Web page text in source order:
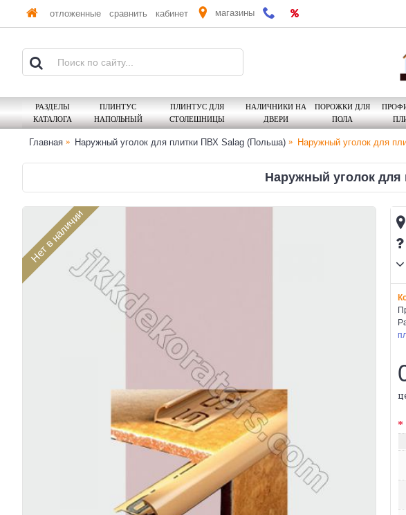
отложенные сравнить кабинет магазины
РАЗДЕЛЫ
КАТАЛОГА
ПЛИНТУС
НАПОЛЬНЫЙ
ПЛИНТУС ДЛЯ
СТОЛЕШНИЦЫ
НАЛИЧНИКИ НА
ДВЕРИ
ПОРОЖКИ ДЛЯ
ПОЛА
Главная Наружный уголок для плитки ПВХ Salag (Польша) Наружный уголок для
Наружный уголок для
Нет в наличии